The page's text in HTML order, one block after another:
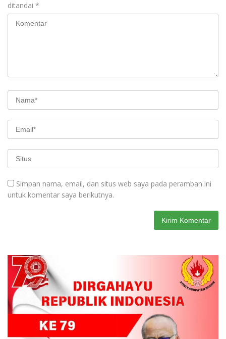
ditandai *
Simpan nama, email, dan situs web saya pada peramban ini
untuk komentar saya berikutnya.